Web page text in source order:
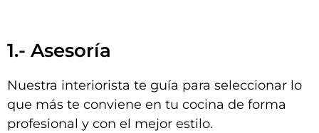
1.- Asesoría
Nuestra interiorista te guía para seleccionar lo
que más te conviene en tu cocina de forma
profesional y con el mejor estilo.